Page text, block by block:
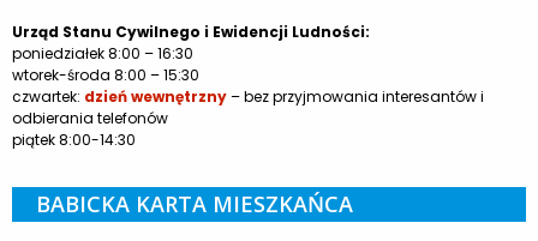
Urząd Stanu Cywilnego i Ewidencji Ludności:
poniedziałek 8:00 – 16:30
wtorek-środa 8:00 – 15:30
czwartek: dzień wewnętrzny– bez przyjmowania interesantów i
odbierania telefonów
piątek 8:00-14:30
BABICKA KARTA MIESZKAŃCA